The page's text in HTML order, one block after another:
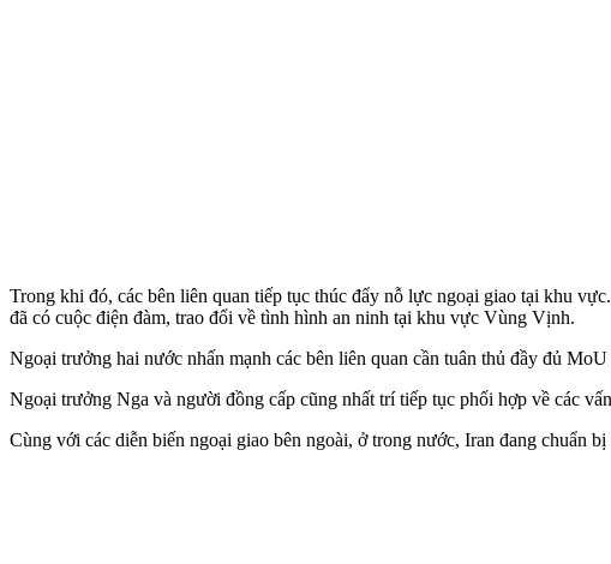
Trong khi đó, các bên liên quan tiếp tục thúc đẩy nỗ lực ngoại giao tại khu
đã có cuộc điện đàm, trao đổi về tình hình an ninh tại khu vực Vùng Vịnh.
Ngoại trưởng hai nước nhấn mạnh các bên liên quan cần tuân thủ đầy đủ
Ngoại trưởng Nga và người đồng cấp cũng nhất trí tiếp tục phối hợp về các
Cùng với các diễn biến ngoại giao bên ngoài, ở trong nước, Iran đang chuẩn